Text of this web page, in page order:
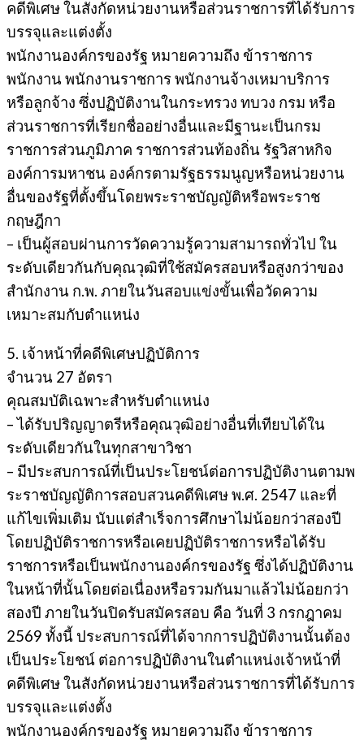
คดีพิเศษ ในสังกัดหน่วยงานหรือส่วนราชการที่ได้รับการ
บรรจุและแต่งตั้ง
พนักงานองค์กรของรัฐ หมายความถึง ข้าราชการ
พนักงาน พนักงานราชการ พนักงานจ้างเหมาบริการ
หรือลูกจ้าง ซึ่งปฏิบัติงานในกระทรวง ทบวง กรม หรือ
ส่วนราชการที่เรียกชื่ออย่างอื่นและมีฐานะเป็นกรม
ราชการส่วนภูมิภาค ราชการส่วนท้องถิ่น รัฐวิสาหกิจ
องค์การมหาชน องค์กรตามรัฐธรรมนูญหรือหน่วยงาน
อื่นของรัฐที่ตั้งขึ้นโดยพระราชบัญญัติหรือพระราช
กฤษฎีกา
– เป็นผู้สอบผ่านการวัดความรู้ความสามารถทั่วไป ใน
ระดับเดียวกันกับคุณวุฒิที่ใช้สมัครสอบหรือสูงกว่าของ
สำนักงาน ก.พ. ภายในวันสอบแข่งขั้นเพื่อวัดความ
เหมาะสมกับตำแหน่ง
5. เจ้าหน้าที่คดีพิเศษปฏิบัติการ
จำนวน 27 อัตรา
คุณสมบัติเฉพาะสำหรับตำแหน่ง
– ได้รับปริญญาตรีหรือคุณวุฒิอย่างอื่นที่เทียบได้ใน
ระดับเดียวกันในทุกสาขาวิชา
– มีประสบการณ์ที่เป็นประโยชน์ต่อการปฏิบัติงานตามพ
ระราชบัญญัติการสอบสวนคดีพิเศษ พ.ศ. 2547 และที่
แก้ไขเพิ่มเติม นับแต่สำเร็จการศึกษาไม่น้อยกว่าสองปี
โดยปฏิบัติราชการหรือเคยปฏิบัติราชการหรือได้รับ
ราชการหรือเป็นพนักงานองค์กรของรัฐ ซึ่งได้ปฏิบัติงาน
ในหน้าที่นั้นโดยต่อเนื่องหรือรวมกันมาแล้วไม่น้อยกว่า
สองปี ภายในวันปิดรับสมัครสอบ คือ วันที่ 3 กรกฎาคม
2569 ทั้งนี้ ประสบการณ์ที่ได้จากการปฏิบัติงานนั้นต้อง
เป็นประโยชน์ ต่อการปฏิบัติงานในตำแหน่งเจ้าหน้าที่
คดีพิเศษ ในสังกัดหน่วยงานหรือส่วนราชการที่ได้รับการ
บรรจุและแต่งตั้ง
พนักงานองค์กรของรัฐ หมายความถึง ข้าราชการ